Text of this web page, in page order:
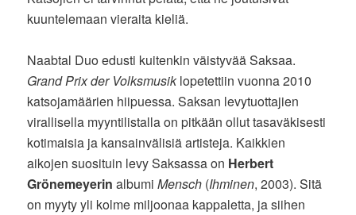
kuuntelemaan vieraita kieliä.
Naabtal Duo edusti kuitenkin väistyvää Saksaa.
Grand Prix der Volksmusiklopetettiin vuonna 2010
katsojamäärien hiipuessa. Saksan levytuottajien
virallisella myyntilistalla on pitkään ollut tasaväkisesti
kotimaisia ja kansainvälisiä artisteja. Kaikkien
aikojen suosituin levy Saksassa on Herbert
Grönemeyerin albumiMensch (Ihminen, 2003). Sitä
on myyty yli kolme miljoonaa kappaletta, ja siihen